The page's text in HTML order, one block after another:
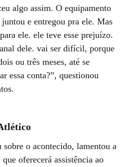
algo assim. O equipamento
e entregou pra ele. Mas
ele. ele teve esse prejuízo.
dele. vai ser difícil, porque
ou três meses, até se
essa conta?”, questionou
o acontecido, lamentou a
oferecerá assistência ao